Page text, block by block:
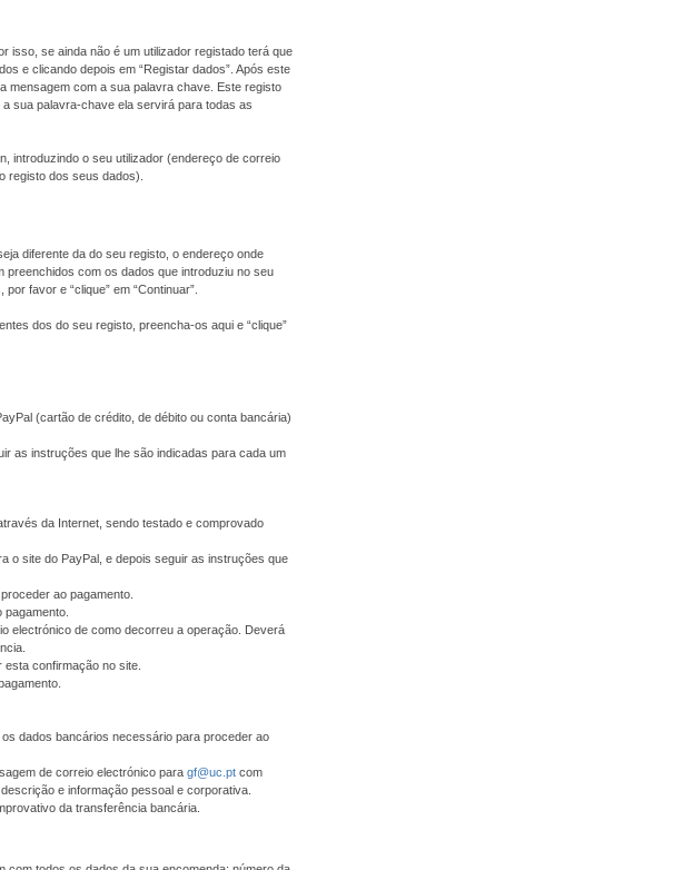
isso, se ainda não é um utilizador registado terá que
e clicando depois em “Registar dados”. Após este
mensagem com a sua palavra chave. Este registo
sua palavra-chave ela servirá para todas as
introduzindo o seu utilizador (endereço de correio
registo dos seus dados).
diferente da do seu registo, o endereço onde
com os dados que introduziu no seu
favor e “clique” em “Continuar”.
dos do seu registo, preencha-os aqui e “clique”
(cartão de crédito, de débito ou conta bancária)
as instruções que lhe são indicadas para cada um
da Internet, sendo testado e comprovado
o site do PayPal, e depois seguir as instruções que
ao pagamento.
electrónico de como decorreu a operação. Deverá
confirmação no site.
dados bancários necessário para proceder ao
de correio electrónico para gf@uc.pt com
e informação pessoal e corporativa.
da transferência bancária.